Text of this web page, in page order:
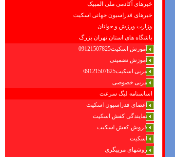
خبرهای آکادمی ملی المپیک
خبرهای فدراسیون جهانی اسکیت
وزارت ورزش و جوانان
باشگاه های استان تهران بزرگ
آموزش اسکیت09121507825
آموزش تضمینی
مربی اسکیت09121507825
مربی خصوصی
اساسنامه لیگ سرعت
اعضای فدراسیون اسکیت
نمایندگی کفش اسکیت
فروش کفش اسکیت
اسکیت
روشهای مربیگری